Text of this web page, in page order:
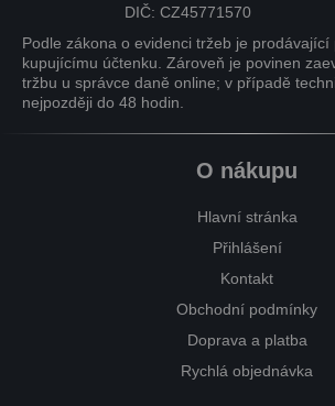
DIČ: CZ45771570
Podle zákona o evidenci tržeb je prodávající
kupujícímu účtenku. Zároveň je povinen
tržbu u správce daně online; v případě
nejpozději do 48 hodin.
O nákupu
Hlavní stránka
Přihlášení
Kontakt
Obchodní podmínky
Doprava a platba
Rychlá objednávka